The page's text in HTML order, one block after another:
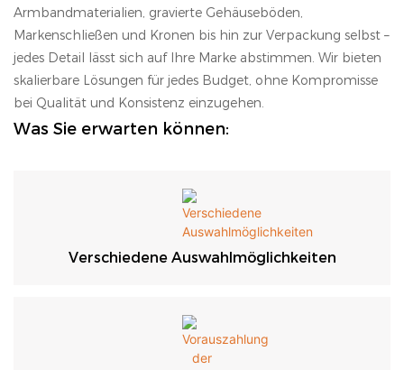
Armbandmaterialien, gravierte Gehäuseböden,
Markenschließen und Kronen bis hin zur Verpackung selbst –
jedes Detail lässt sich auf Ihre Marke abstimmen. Wir bieten
skalierbare Lösungen für jedes Budget, ohne Kompromisse
bei Qualität und Konsistenz einzugehen.
Was Sie erwarten können:
Verschiedene Auswahlmöglichkeiten